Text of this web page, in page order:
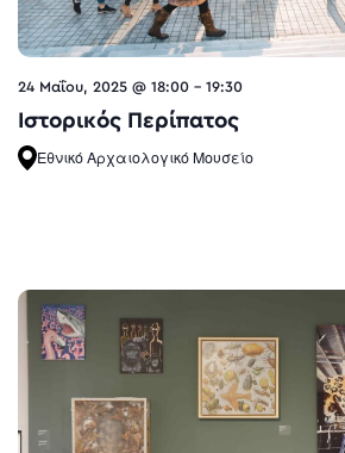
24 Μαΐου, 2025 @ 18:00 - 19:30
Ιστορικός Περίπατος
Εθνικό Αρχαιολογικό Μουσείο